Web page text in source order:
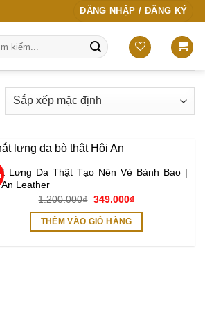
ĐĂNG NHẬP / ĐĂNG KÝ
Add to
Lưng Da Thật Tạo Nên Vẻ Bảnh Bao |
An Leather
1.200.000₫ Giá
là:
1.200.000₫.
349.000₫Giá
THÊM VÀO GIỎ HÀNG